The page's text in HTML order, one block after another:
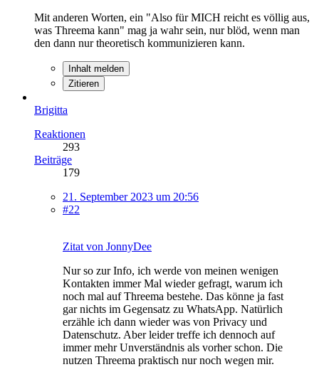
Mit anderen Worten, ein "Also für MICH reicht es völlig aus,
was Threema kann" mag ja wahr sein, nur blöd, wenn man
den dann nur theoretisch kommunizieren kann.
Inhalt melden
Zitieren
Brigitta
Reaktionen
293
Beiträge
179
21. September 2023 um 20:56
#22
Zitat von JonnyDee
Nur so zur Info, ich werde von meinen wenigen
Kontakten immer Mal wieder gefragt, warum ich
noch mal auf Threema bestehe. Das könne ja fast
gar nichts im Gegensatz zu WhatsApp. Natürlich
erzähle ich dann wieder was von Privacy und
Datenschutz. Aber leider treffe ich dennoch auf
immer mehr Unverständnis als vorher schon. Die
nutzen Threema praktisch nur noch wegen mir.